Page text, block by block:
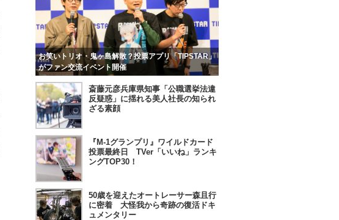
お笑いトリオ・鬼ヶ島解散？投票アプリ「TIPSTAR」
がファン交流イベント開催
斎藤元彦兵庫県知事「公職選挙法違
反疑惑」に揺れる美人社長の知られ
ざる素顔
『M-1グランプリ』ワイルドカード
投票最終日 TVer「いいね」ランキ
ングTOP30！
50歳を迎えたオートレーサー森且行
に密着 大怪我から奇跡の復活ドキ
ュメンタリー